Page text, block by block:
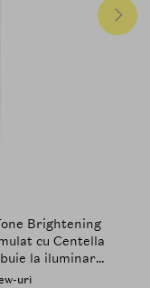
Brightening
cu Centella
la iluminarea
ml
uri